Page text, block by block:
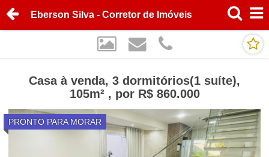
Eberson Silva - Corretor de Imóveis
Casa à venda, 3 dormitórios(1 suíte),
105m² , por R$ 860.000
PRONTO PARA MORAR